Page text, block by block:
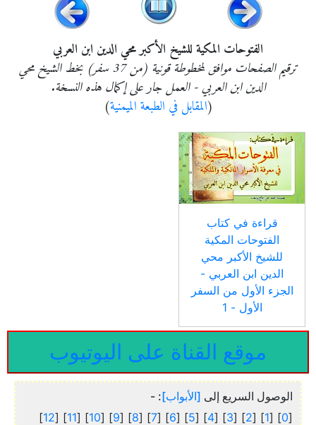
الفتوحات المكية للشيخ الأكبر محي الدين ابن العربي
ترقيم الصفحات موافق لمخطوطة قونية (من 37 سفر) بخط الشيخ محي
الدين ابن العربي - العمل جار على إكمال هذه النسخة.
(المقابل في الطبعة الميمنية)
قراءة في كتاب
الفتوحات المكية
للشيخ الأكبر محي
الدين ابن العربي -
الجزء الأول من السفر
الأول - 1
موقع القناة على اليوتيوب
الوصول السريع إلى [الأبواب]: -
[
0
] [
1
] [
2
] [
3
] [
4
] [
5
] [
6
] [
7
] [
8
] [
9
] [
10
] [
11
] [
12
]